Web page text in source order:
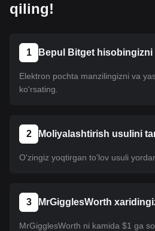
o'quv qo'llanma Bitgetdagi
qiling!
1 Bepul Bitget hisobingizni
Elektron pochta manzilingizni va
ko'rsating.
2 Moliyalashtirish usulini
O'zingiz yoqtirgan to'lov usuli
3 MrGigglesWorth
MrGigglesWorth ni kamida $1 ga